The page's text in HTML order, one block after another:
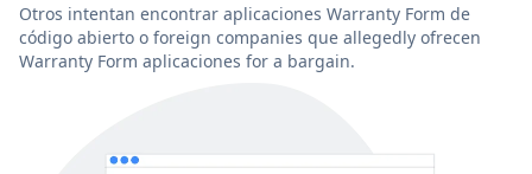
Otros intentan encontrar aplicaciones Warranty Form de
código abierto o foreign companies que allegedly ofrecen
Warranty Form aplicaciones for a bargain.